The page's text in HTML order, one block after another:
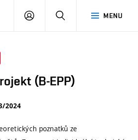
MENU
PŘIHLÁSIT
(B-EPP)
2024
poznatků ze